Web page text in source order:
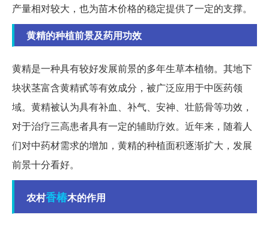
产量相对较大，也为苗木价格的稳定提供了一定的支撑。
黄精的种植前景及药用功效
黄精是一种具有较好发展前景的多年生草本植物。其地下
块状茎富含黄精甙等有效成分，被广泛应用于中医药领
域。黄精被认为具有补血、补气、安神、壮筋骨等功效，
对于治疗三高患者具有一定的辅助疗效。近年来，随着人
们对中药材需求的增加，黄精的种植面积逐渐扩大，发展
前景十分看好。
农村香椿木的作用